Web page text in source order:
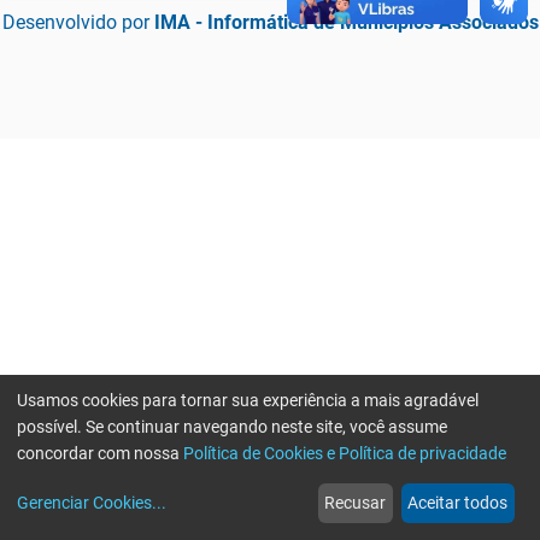
Desenvolvido por IMA - Informática de Municípios Associados
web
Notícias
more_horiz
Mais
Usamos cookies para tornar sua experiência a mais agradável
possível. Se continuar navegando neste site, você assume
concordar com nossa Política de Cookies e Política de privacidade
Gerenciar Cookies... Recusar Aceitar todos
Erro ao enviar informações, por favor tente novamente